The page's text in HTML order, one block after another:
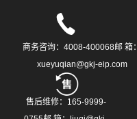
商务咨询：4008-400068邮 箱：
xueyuqian@gkj-eip.com
售后维修：165-9999-